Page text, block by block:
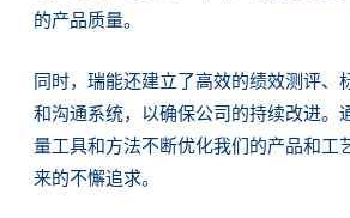
的产品质量。
同时，瑞能还建立了高效的绩效测评、
和沟通系统，以确保公司的持续改进。
量工具和方法不断优化我们的产品和工
来的不懈追求。